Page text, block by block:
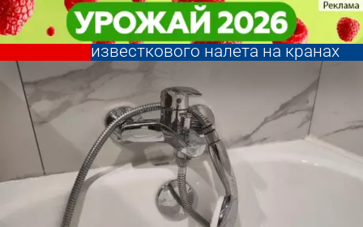
Россиян предупредили об
опасных болезнях из-за
известкового налета на кранах
В стране и
мире
Россиян предупредили об
опасных болезнях из-за
известкового налета на кранах
В стране и
мире
Другие новости
по теме
Погода и курсы
валют в Пензе